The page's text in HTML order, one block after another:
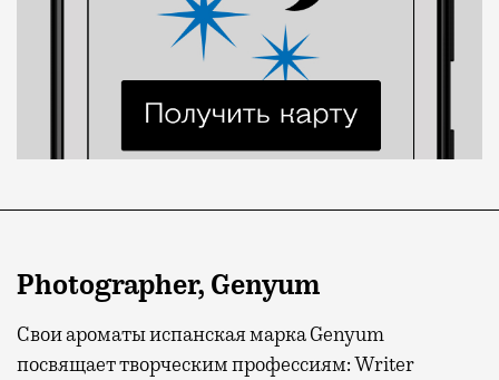
Photographer, Genyum
Свои ароматы испанская марка Genyum
посвящает творческим профессиям: Writer